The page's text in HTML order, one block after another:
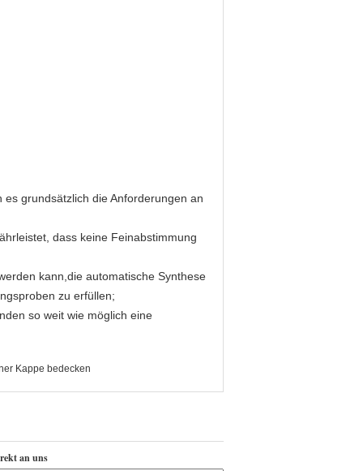
grundsätzlich die Anforderungen an
dass keine Feinabstimmung
kann,die automatische Synthese
zu erfüllen;
so weit wie möglich eine
Kappe bedecken
an uns